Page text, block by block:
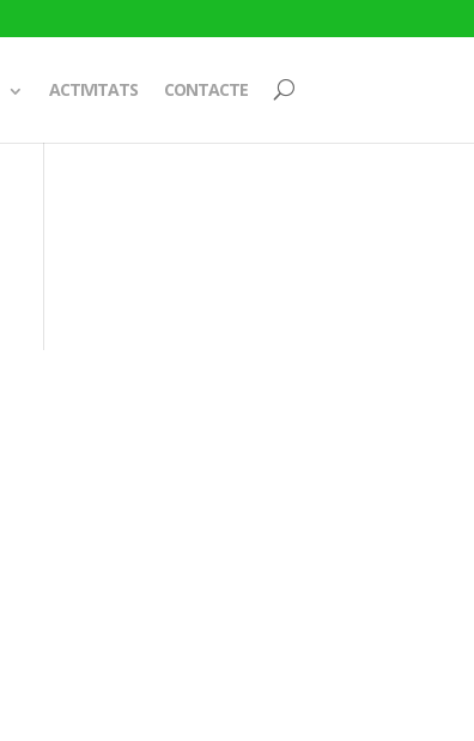
ACTIVITATS CONTACTE